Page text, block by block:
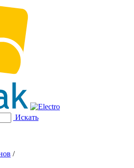
Искать
/